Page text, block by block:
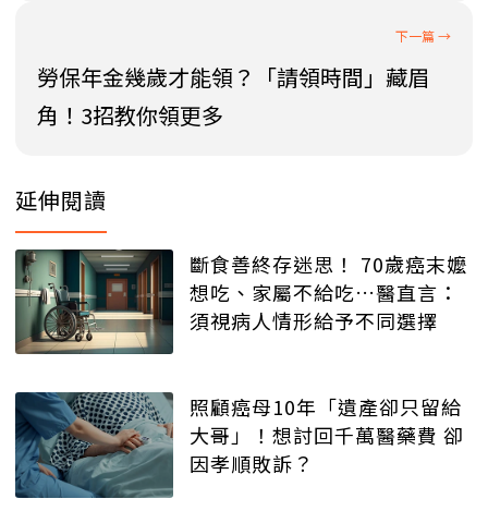
勞保年金幾歲才能領？「請領時間」藏眉
角！3招教你領更多
延伸閱讀
斷食善終存迷思！ 70歲癌末嬤
想吃、家屬不給吃…醫直言：
須視病人情形給予不同選擇
照顧癌母10年「遺產卻只留給
大哥」！想討回千萬醫藥費 卻
因孝順敗訴？